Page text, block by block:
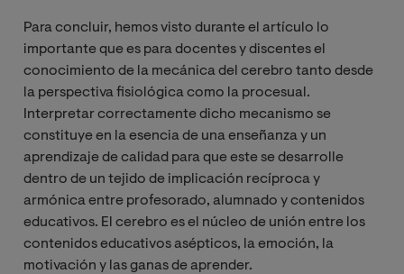
Para concluir, hemos visto durante el artículo lo
importante que es para docentes y discentes el
conocimiento de la mecánica del cerebro tanto desde
la perspectiva fisiológica como la procesual.
Interpretar correctamente dicho mecanismo se
constituye en la esencia de una enseñanza y un
aprendizaje de calidad para que este se desarrolle
dentro de un tejido de implicación recíproca y
armónica entre profesorado, alumnado y contenidos
educativos. El cerebro es el núcleo de unión entre los
contenidos educativos asépticos, la emoción, la
motivación y las ganas de aprender.